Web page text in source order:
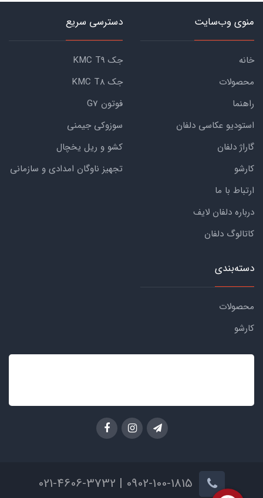
منوی وب‌سایت
خانه
محصولات
راهنما
استودیو عکاسی دلفان
گاراژ دلفان
کارشو
ارتباط با ما
درباره دلفان لایف
کاتالوگ دلفان
دسترسی سریع
جک KMC T9
جک KMC T8
فوتون G7
سوزوکی جیمنی
کشو و ریل یخچال
تجهیز ناوگان امدادی و سازمانی
دسته‌بندی
محصولات
کارشو